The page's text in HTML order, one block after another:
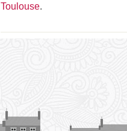
Toulouse.